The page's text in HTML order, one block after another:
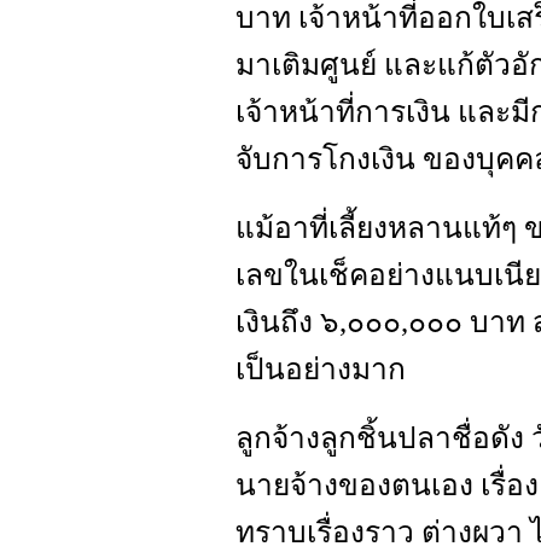
บาท เจ้าหน้าที่ออกใบเ
มาเติมศูนย์ และแก้ตัว
เจ้าหน้าที่การเงิน และ
จับการโกงเงิน ของบุค
แม้อาที่เลี้ยงหลานแท้ๆ
เลขในเช็คอย่างแนบเ
เงินถึง ๖,๐๐๐,๐๐๐ บา
เป็นอย่างมาก
ลูกจ้างลูกชิ้นปลาชื่อดัง
นายจ้างของตนเอง เรื่
ทราบเรื่องราว ต่างผว